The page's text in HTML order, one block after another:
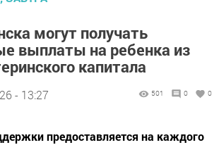
могут получать
выплаты на ребенка из
капитала
- 13:27 501 0 0
предоставляется на каждого